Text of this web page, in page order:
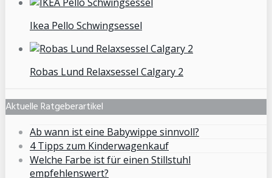
Ikea Pello Schwingsessel
Robas Lund Relaxsessel Calgary 2
Aktuelle Ratgeberartikel
Ab wann ist eine Babywippe sinnvoll?
4 Tipps zum Kinderwagenkauf
Welche Farbe ist für einen Stillstuhl
empfehlenswert?